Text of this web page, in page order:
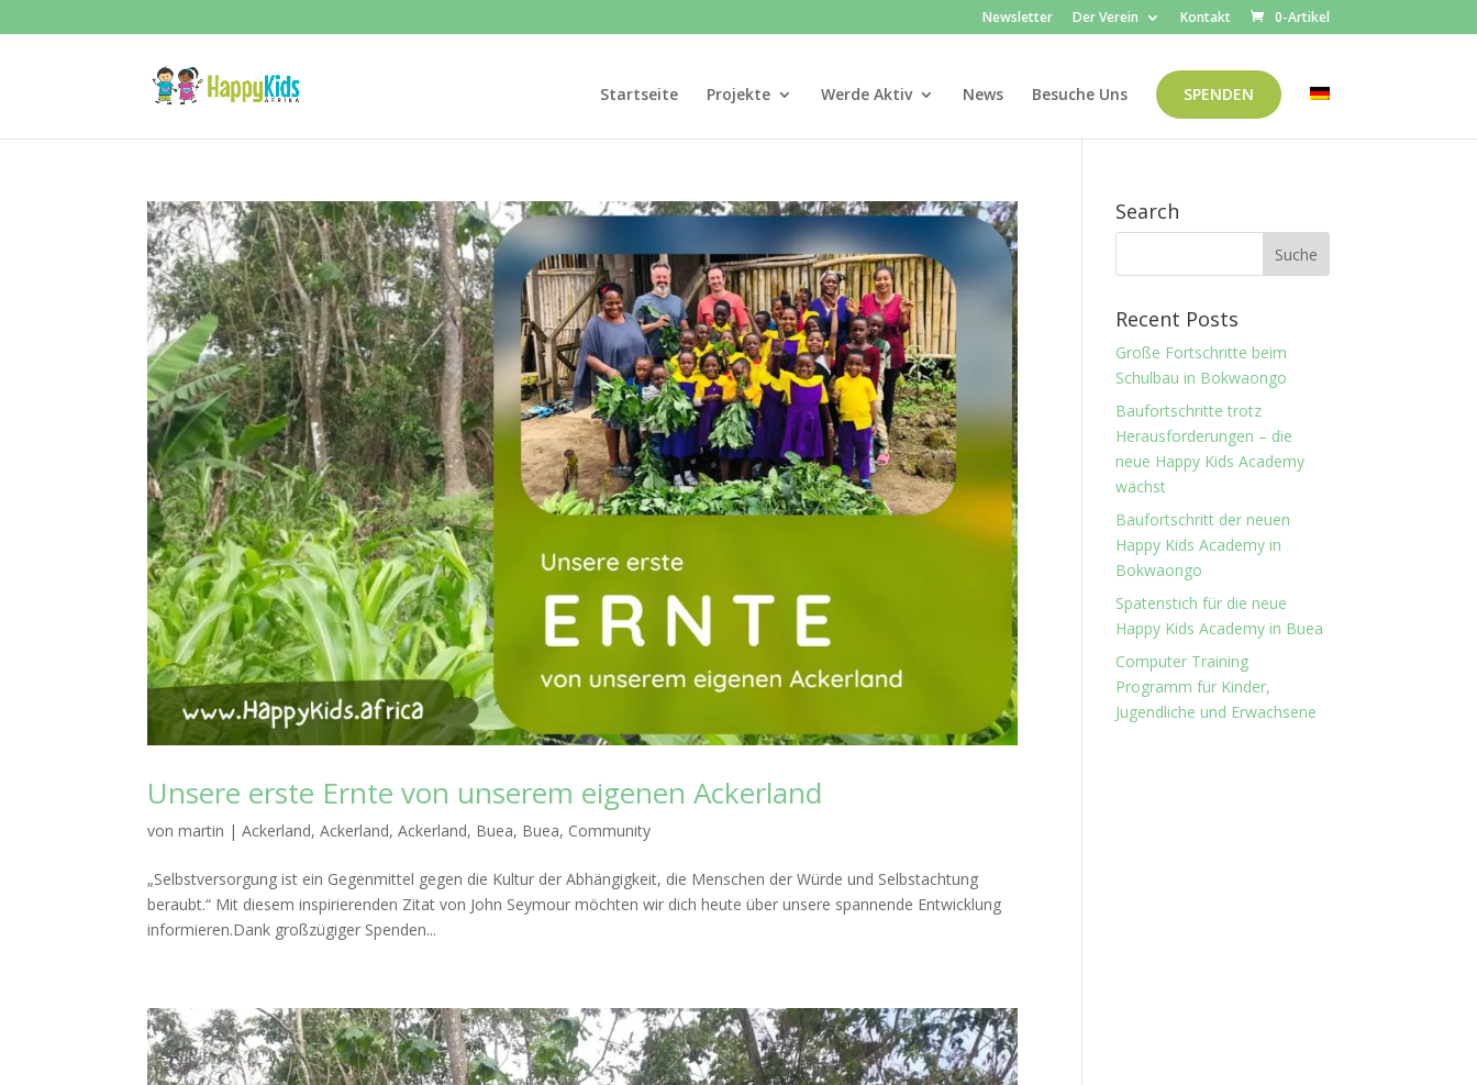
Newsletter Der Verein Kontakt 0-Artikel
Startseite Projekte Werde Aktiv News Besuche Uns SPENDEN
Unsere erste Ernte von unserem eigenen Ackerland
vonmartin |Ackerland,Ackerland,Ackerland, Buea, Buea, Community
„Selbstversorgung ist ein Gegenmittel gegen die Kultur der Abhängigkeit, die Menschen der Würde und Selbstachtung
beraubt.“ Mit diesem inspirierenden Zitat von John Seymour möchten wir dich heute über unsere spannende Entwicklung
informieren.Dank großzügiger Spenden...
Search
Recent Posts
Große Fortschritte beim
Schulbau in Bokwaongo
Baufortschritte trotz
Herausforderungen – die
neue Happy Kids Academy
wächst
Baufortschritt der neuen
Happy Kids Academy in
Bokwaongo
Spatenstich für die neue
Happy Kids Academy in Buea
Computer Training
Programm für Kinder,
Jugendliche und Erwachsene